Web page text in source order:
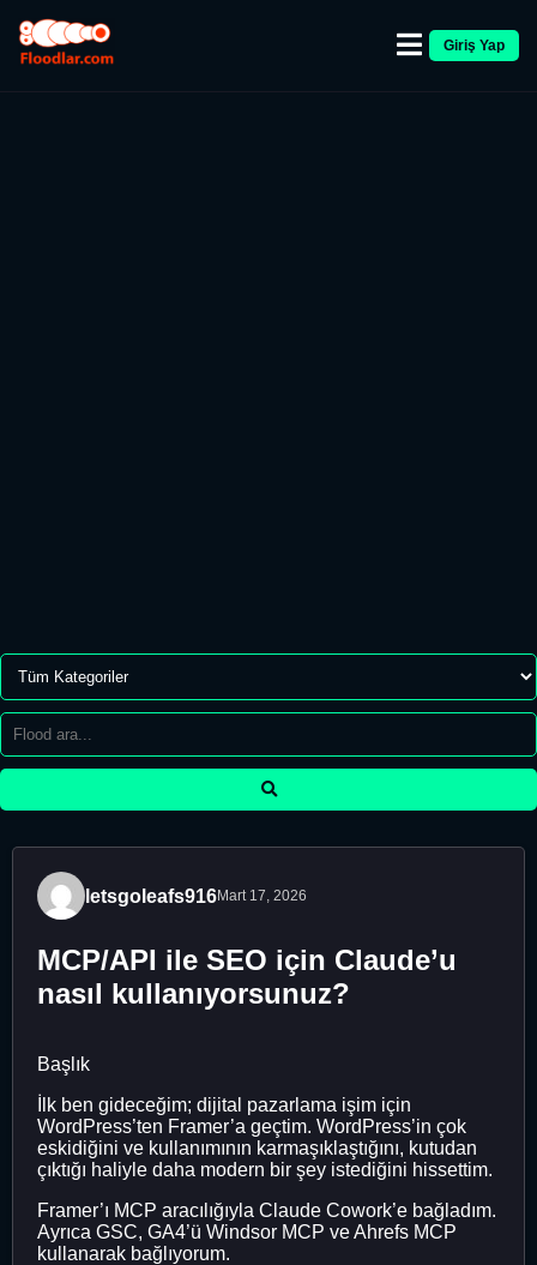
Giriş Yap
letsgoleafs916Mart 17, 2026
MCP/API ile SEO için Claude’u
nasıl kullanıyorsunuz?
Başlık
İlk ben gideceğim; dijital pazarlama işim için
WordPress’ten Framer’a geçtim. WordPress’in çok
eskidiğini ve kullanımının karmaşıklaştığını, kutudan
çıktığı haliyle daha modern bir şey istediğini hissettim.
Framer’ı MCP aracılığıyla Claude Cowork’e bağladım.
Ayrıca GSC, GA4’ü Windsor MCP ve Ahrefs MCP
kullanarak bağlıyorum.